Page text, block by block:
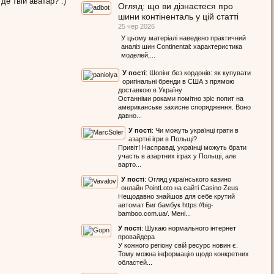
Огляд: що ви дізнаєтеся про
шини контіненталь у цій статті
25 чер 2026
У цьому матеріалі наведено практичний
аналіз шин Continental: характеристика
моделей,...
У пості: Шопінг без кордонів: як купувати
оригінальні бренди в США з прямою
доставкою в Україну
Останніми роками помітно зріс попит на
американське захисне спорядження. Воно
давно...
У пості: Чи можуть українці грати в
азартні ігри в Польщі?
Привіт! Насправді, українці можуть брати
участь в азартних іграх у Польщі, але
варто...
У пості: Огляд українського казино
онлайн PointLoto на сайті Casino Zeus
Нещодавно знайшов для себе крутий
автомат Биг бамбук https://big-
bamboo.com.ua/. Мені...
У пості: Шукаю нормального інтернет
провайдера
У кожного регіону свій ресурс новин є.
Тому можна інформацію щодо конкретних
областей...